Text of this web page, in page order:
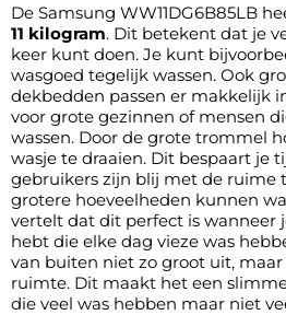
De Samsung WW11DG6B85LB
11 kilogram. Dit betekent dat je
keer kunt doen. Je kunt
wasgoed tegelijk wassen. Ook
dekbedden passen er makkelijk
voor grote gezinnen of mensen
wassen. Door de grote trommel
wasje te draaien. Dit bespaart je
gebruikers zijn blij met de ruime
grotere hoeveelheden kunnen
vertelt dat dit perfect is wanneer
hebt die elke dag vieze was
van buiten niet zo groot uit, maar
ruimte. Dit maakt het een
die veel was hebben maar niet